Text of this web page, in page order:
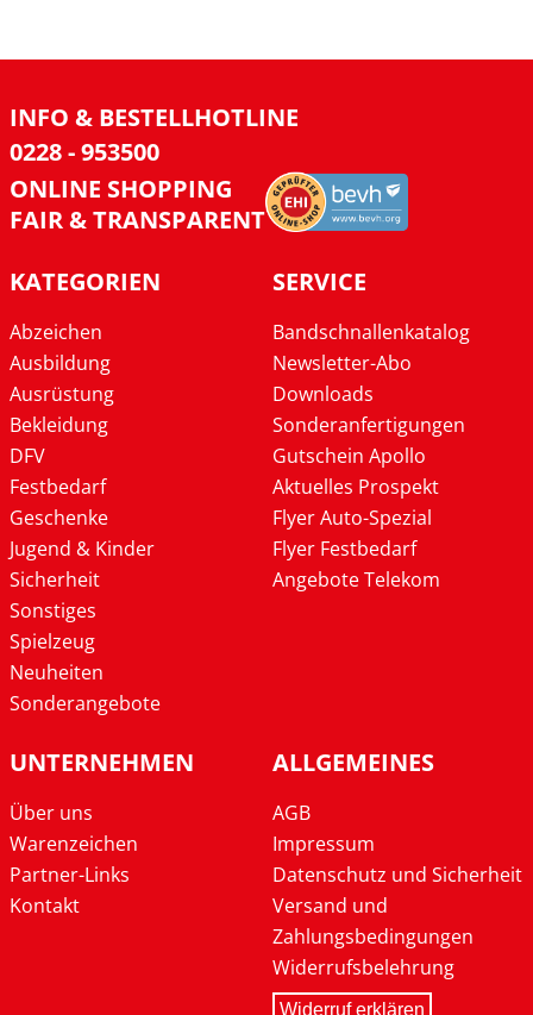
INFO & BESTELLHOTLINE
0228 - 953500
ONLINE SHOPPING
FAIR & TRANSPARENT
KATEGORIEN
Abzeichen
Ausbildung
Ausrüstung
Bekleidung
DFV
Festbedarf
Geschenke
Jugend & Kinder
Sicherheit
Sonstiges
Spielzeug
Neuheiten
Sonderangebote
SERVICE
Bandschnallenkatalog
Newsletter-Abo
Downloads
Sonderanfertigungen
Gutschein Apollo
Aktuelles Prospekt
Flyer Auto-Spezial
Flyer Festbedarf
Angebote Telekom
UNTERNEHMEN
Über uns
Warenzeichen
Partner-Links
Kontakt
ALLGEMEINES
AGB
Impressum
Datenschutz und Sicherheit
Versand und
Zahlungsbedingungen
Widerrufsbelehrung
Widerruf erklären